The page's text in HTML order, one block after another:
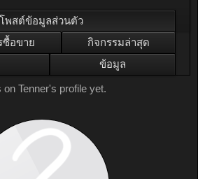
โพสต์ข้อมูลส่วนตัว
ซื้อขาย
กิจกรรมล่าสุด
ข้อมูล
Tenner's profile yet.